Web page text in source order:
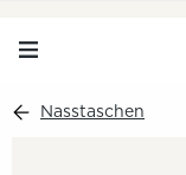
Nasstaschen